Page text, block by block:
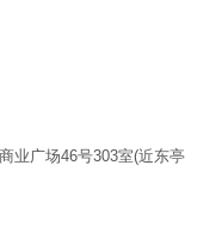
业广场46号303室(近东亭